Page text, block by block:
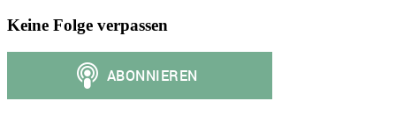
Keine Folge verpassen